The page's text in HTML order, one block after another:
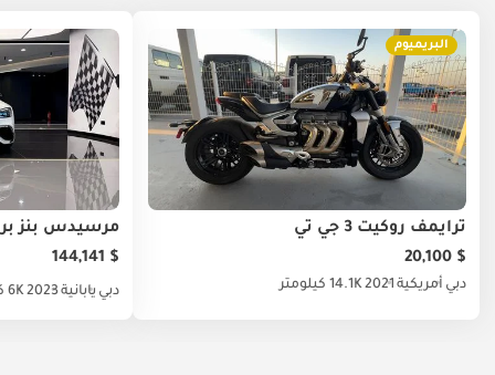
البريميوم
ترايمف روكيت 3 جي تي
$ 20,100
دبي أمريكية 202114.1K كيلومتر
$ 144,141
دبي يابانية20236K كيلومتر